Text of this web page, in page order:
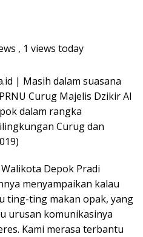
, 1 views today
| Masih dalam suasana
Curug Majelis Dzikir Al
dalam rangka
Curug dan
Depok Pradi
menyampaikan kalau
ting-ting makan opak, yang
urusan komunikasinya
Kami merasa terbantu